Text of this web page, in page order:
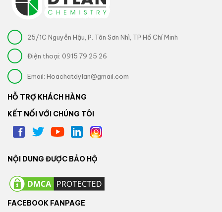
25/1C Nguyễn Hậu, P. Tân Sơn Nhì, TP Hồ Chí Minh
Điện thoại: 0915 79 25 26
Email: Hoachatdylan@gmail.com
HỖ TRỢ KHÁCH HÀNG
KẾT NỐI VỚI CHÚNG TÔI
NỘI DUNG ĐƯỢC BẢO HỘ
FACEBOOK FANPAGE